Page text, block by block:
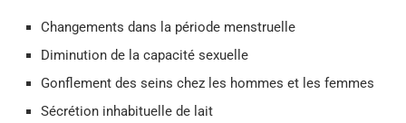
Changements dans la période menstruelle
Diminution de la capacité sexuelle
Gonflement des seins chez les hommes et les femmes
Sécrétion inhabituelle de lait